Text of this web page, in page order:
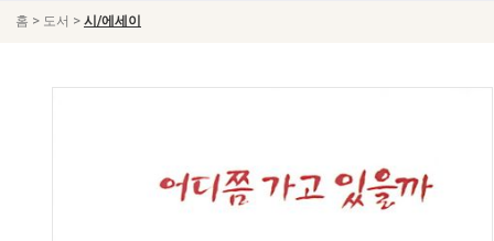
홈 > 도서 > 시/에세이